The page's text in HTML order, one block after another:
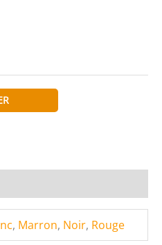
, Marron, Noir, Rouge